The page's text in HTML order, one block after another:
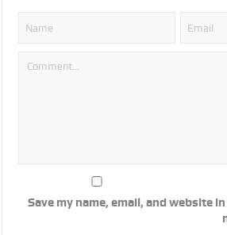
Save my name, email, and website